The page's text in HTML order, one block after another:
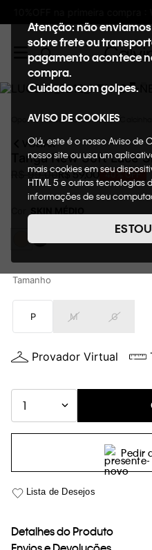
Frete
Atenção: não
sobre frete ou
pagamento acontece
compra.
Cuidado com golpes.
AVISO DE COOKIES
Olá, este é o nosso Aviso de
nosso site ou usa um
mais cookies em seu
HTML 5 e outras tecnologias
informações de seu
de cookies, informaremos
suas funções. A forma como
nosso Aviso de Privacidade.
consideraremos isso como
loja virtual. Para maiores
Cookies acesse o link.
Oportunidades Underwear
VOLTAR
Tanga New Soft Lace
99,00R$59,00 40%OFF
Tamanho
P M G
Provador Virtual
1
Pedir
Detalhes do Produto